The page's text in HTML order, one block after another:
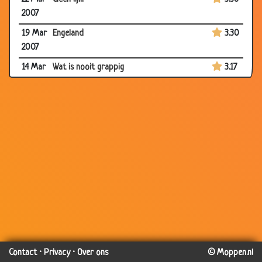
2007
19 Mar
2007
Engeland 3.30
14 Mar
Wat is nooit grappig 3.17
08
Rechtvaardigheid? 3.81
Contact· Privacy· Over ons © Moppen.nl